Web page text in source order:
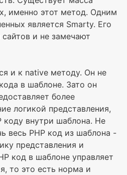
именно этот метод. Одним
является Smarty. Его
и не замечают
и к native методу. Он не
в шаблоне. Зато он
более
логикой представления,
коду внутри шаблона. Не
весь PHP код из шаблона -
представления и
код в шаблоне управляет
то это есть норма и